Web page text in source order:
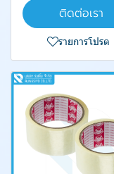
ติดต่อเรา
รายการโปรด